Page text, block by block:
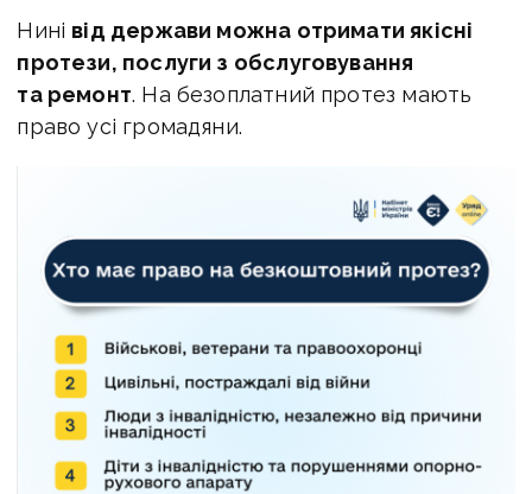
Нині від держави можна отримати якісні
протези, послуги з обслуговування
та ремонт. На безоплатний протез мають
право усі громадяни.